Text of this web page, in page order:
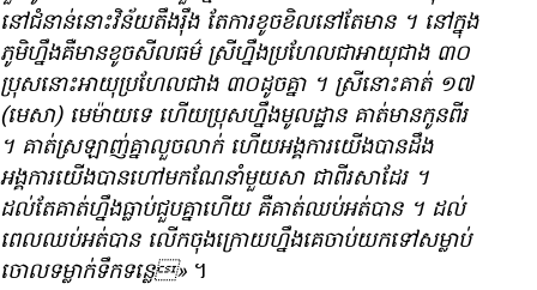
នៅ​ជំនាន់​នោះ​វិន័យ​តឹងរ៉ឹង តែ​ការ​ខូច​ខិល​នៅតែ​មាន ។ នៅក្នុង​
ភូមិ​ហ្នឹង​គឺ​មាន​ខូច​សីលធម៌ ស្រី​ហ្នឹង​ប្រហែល​ជា​ឤយុ​ជាង ៣០
ប្រុស​នោះ​ឤយុ​ប្រហែល​ជាង ៣០​ដូច​គ្នា ។ ស្រី​នោះ​គាត់ ១៧
(មេសា) មេម៉ាយ​ទេ ហើយ​ប្រុស​ហ្នឹង​មូលដ្ឋាន គាត់​មាន​កូន​ពីរ
។ គាត់​ស្រឡាញ់​គ្នា​លួចលាក់ ហើយ​អង្គការ​យើង​បាន​ដឹង
អង្គការ​យើង​បាន​ហៅ​មក​ណែនាំ​មួយ​សា ជា​ពីរ​សា​ដែរ ។
ដល់តែ​គាត់​ហ្នឹង​ធ្លាប់​ជួបគ្នា​ហើយ គឺ​គាត់​ឈប់​អត់​បាន ។ ដល់​
ពេល​ឈប់​អត់​បាន លើក​ចុងក្រោយ​ហ្នឹង​គេ​ចាប់​យក​ទៅ​សម្លាប់​
ចោល​ទម្លាក់​ទឹកទន្លេ»។